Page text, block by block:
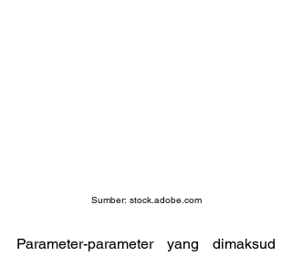
Sumber: stock.adobe.com
Parameter-parameter yang dimaksud